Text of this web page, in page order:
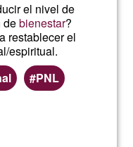
el nivel de
debienestar?
restablecer el
espiritual.
PNL